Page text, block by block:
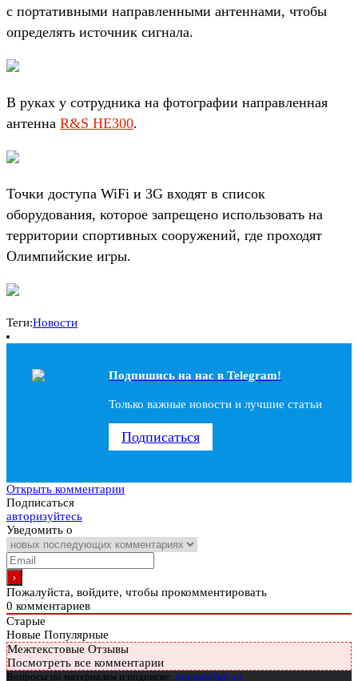
с портативными направленными антеннами, чтобы
определять источник сигнала.
В руках у сотрудника на фотографии направленная
антенна R&S HE300.
Точки доступа WiFi и 3G входят в список
оборудования, которое запрещено использовать на
территории спортивных сооружений, где проходят
Олимпийские игры.
Теги:Новости
Подпишись на наc в Telegram!
Только важные новости и лучшие статьи
Подписаться
Открыть комментарии
Подписаться
авторизуйтесь
Уведомить о
Пожалуйста, войдите, чтобы прокомментировать
0 комментариев
Старые
Новые Популярные
Межтекстовые Отзывы
Посмотреть все комментарии
Вопросы по материалам и подписке: support@glc.ru